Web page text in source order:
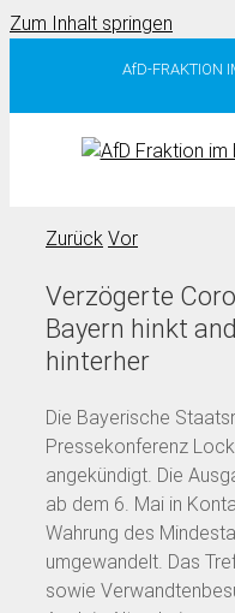
Zum Inhalt springen
AfD-FRAKTION
Zurück Vor
Verzögerte
Bayern hinkt
hinterher
Die Bayerische
Pressekonferenz
angekündigt. Die
ab dem 6. Mai in
Wahrung des
umgewandelt. Das
sowie